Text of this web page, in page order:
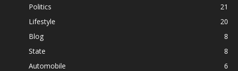
Politics
21
Lifestyle
20
Blog
8
State
8
Automobile
6